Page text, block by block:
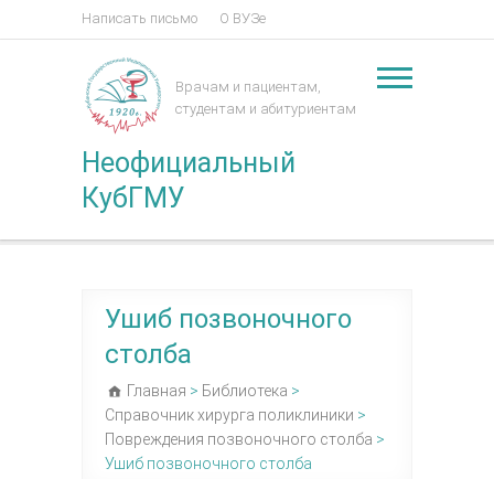
Написать письмо О ВУЗе
Неофициальный
КубГМУ
Врачам и пациентам,
студентам и абитуриентам
Ушиб позвоночного
столба
Главная > Библиотека >
Справочник хирурга поликлиники >
Повреждения позвоночного столба >
Ушиб позвоночного столба